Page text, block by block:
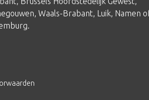
, Waals-Brabant, Luik, Namen
.